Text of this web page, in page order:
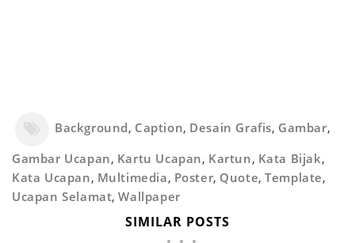
Background, Caption, Desain Grafis, Gambar,
Gambar Ucapan, Kartu Ucapan, Kartun, Kata Bijak,
Kata Ucapan, Multimedia, Poster, Quote,Template,
Ucapan Selamat,Wallpaper
SIMILAR POSTS